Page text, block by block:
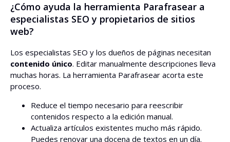
¿Cómo ayuda la herramienta Parafrasear a
especialistas SEO y propietarios de sitios
web?
Los especialistas SEO y los dueños de páginas necesitan
contenido único. Editar manualmente descripciones lleva
muchas horas. La herramienta Parafrasear acorta este
proceso.
Reduce el tiempo necesario para reescribir
contenidos respecto a la edición manual.
Actualiza artículos existentes mucho más rápido.
Puedes renovar una docena de textos en un día.